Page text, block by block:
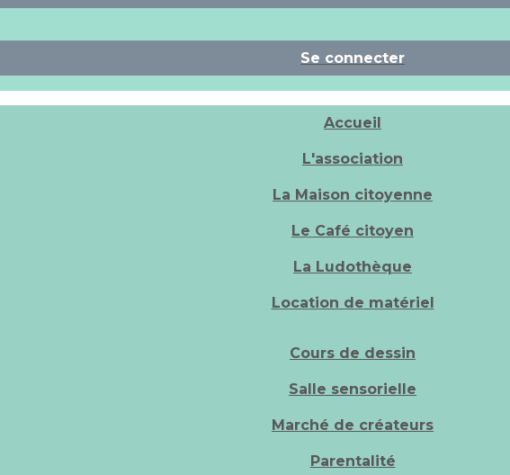
Se connecter
Accueil
L'association
La Maison citoyenne
Le Café citoyen
La Ludothèque
Location de matériel
Cours de dessin
Salle sensorielle
Marché de créateurs
Parentalité